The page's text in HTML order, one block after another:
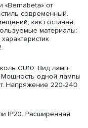
«Bernabeta» от
современный.
как гостиная.
материалы:
GU10. Вид ламп:
Мощность одной лампы
Напряжение 220-240
IP20. Расширенная